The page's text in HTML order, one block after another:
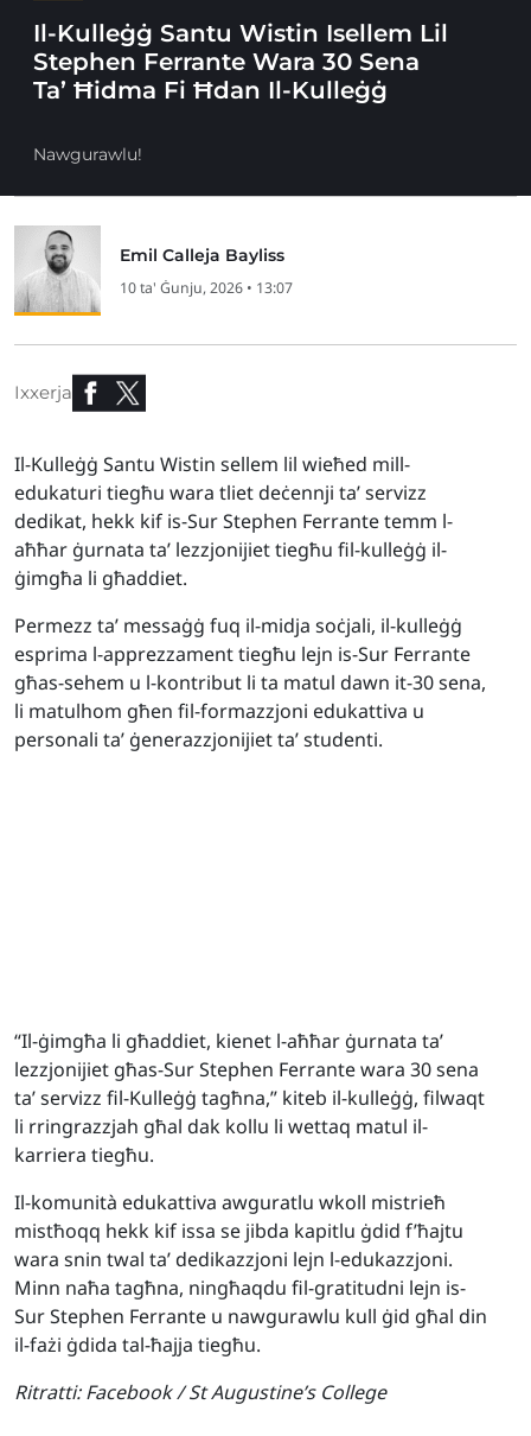
Il-Kulleġġ Santu Wistin Isellem Lil
Stephen Ferrante Wara 30 Sena
Ta’ Ħidma Fi Ħdan Il-Kulleġġ
Nawgurawlu!
Emil Calleja Bayliss
10 ta' Ġunju, 2026 • 13:07
Ixxerja
Il-Kulleġġ Santu Wistin sellem lil wieħed mill-
edukaturi tiegħu wara tliet deċennji ta’ servizz
dedikat, hekk kif is-Sur Stephen Ferrante temm l-
aħħar ġurnata ta’ lezzjonijiet tiegħu fil-kulleġġ il-
ġimgħa li għaddiet.
Permezz ta’ messaġġ fuq il-midja soċjali, il-kulleġġ
esprima l-apprezzament tiegħu lejn is-Sur Ferrante
għas-sehem u l-kontribut li ta matul dawn it-30 sena,
li matulhom għen fil-formazzjoni edukattiva u
personali ta’ ġenerazzjonijiet ta’ studenti.
“Il-ġimgħa li għaddiet, kienet l-aħħar ġurnata ta’
lezzjonijiet għas-Sur Stephen Ferrante wara 30 sena
ta’ servizz fil-Kulleġġ tagħna,” kiteb il-kulleġġ, filwaqt
li rringrazzjah għal dak kollu li wettaq matul il-
karriera tiegħu.
Il-komunità edukattiva awguratlu wkoll mistrieħ
mistħoqq hekk kif issa se jibda kapitlu ġdid f’ħajtu
wara snin twal ta’ dedikazzjoni lejn l-edukazzjoni.
Minn naħa tagħna, ningħaqdu fil-gratitudni lejn is-
Sur Stephen Ferrante u nawgurawlu kull ġid għal din
il-fażi ġdida tal-ħajja tiegħu.
Ritratti: Facebook / St Augustine’s College